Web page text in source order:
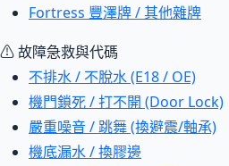
Fortress 豐澤牌 / 其他雜牌
⚠ 故障急救與代碼
不排水 / 不脫水 (E18 / OE)
機門鎖死 / 打不開 (Door Lock)
嚴重噪音 / 跳舞 (換避震/軸承)
機底漏水 / 換膠邊